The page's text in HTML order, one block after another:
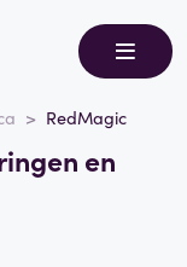
RedMagic
en